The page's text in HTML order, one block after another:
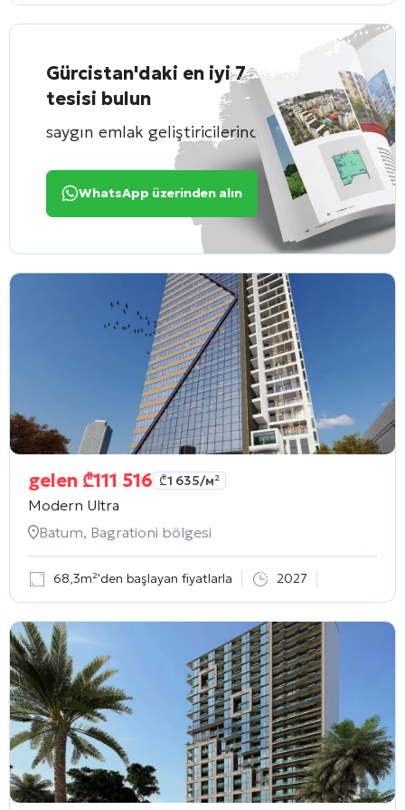
Gürcistan'daki en iyi 7
tesisi bulun
saygın emlak geliştiricilerinden
WhatsApp üzerinden alın
gelen ₾111 516 ₾1 635/м²
Modern Ultra
Batum, Bagrationi bölgesi
68,3m²'den başlayan fiyatlarla 2027